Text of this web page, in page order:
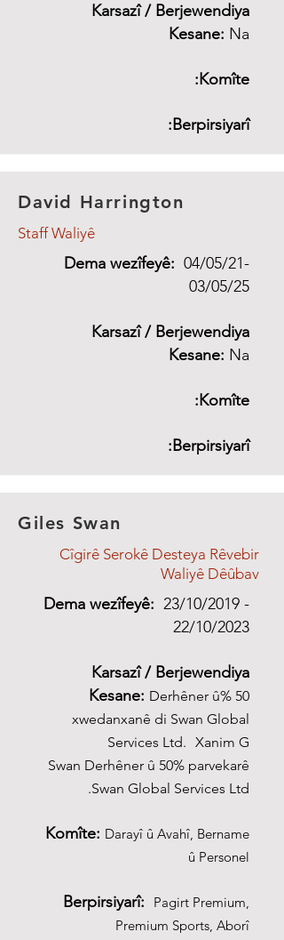
Karsazî / Berjewendiya
Kesane: Na
Komîte:
Berpirsiyarî:
David Harrington
Staff Waliyê
Dema wezîfeyê: 04/05/21-
03/05/25
Karsazî / Berjewendiya
Kesane: Na
Komîte:
Berpirsiyarî:
Giles Swan
Cîgirê Serokê Desteya Rêvebir
Waliyê Dêûbav
Dema wezîfeyê: 23/10/2019 -
22/10/2023
Karsazî / Berjewendiya
Kesane: Derhêner û% 50
xwedanxanê di Swan Global
Services Ltd. Xanim G
Swan Derhêner û 50% parvekarê
Swan Global Services Ltd.
Komîte: Darayî û Avahî, Bername
û Personel
Berpirsiyarî:
Pagirt Premium,
Premium Sports, Aborî